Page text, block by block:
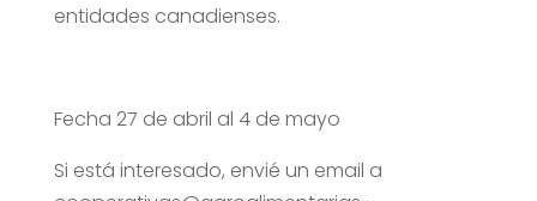
entidades canadienses.
Fecha 27 de abril al 4 de mayo
Si está interesado, envié un email a